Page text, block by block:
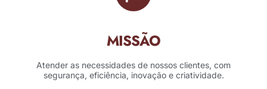
MISSÃO
Atender as necessidades de nossos clientes, com
segurança, eficiência, inovação e criatividade.